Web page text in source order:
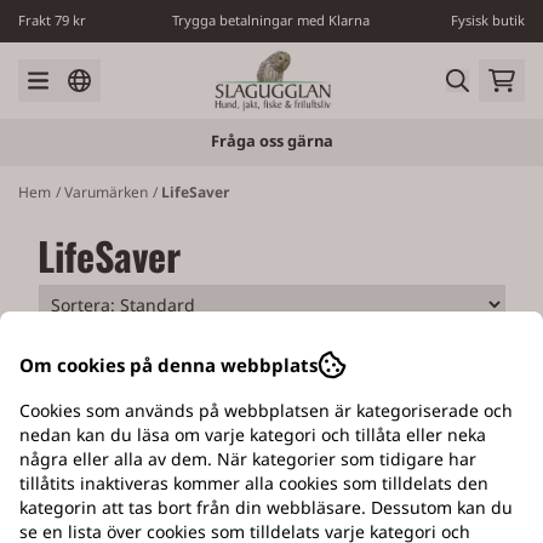
Hoppa till innehåll
Frakt 79 kr Trygga betalningar med Klarna Fysisk butik
Fråga oss gärna
Hem /Varumärken / LifeSaver
LifeSaver
EGEN VERKSTAD
Med tillverkning av Slagugglans hundluckor
Om cookies på denna webbplats
Cookies som används på webbplatsen är kategoriserade och
nedan kan du läsa om varje kategori och tillåta eller neka
några eller alla av dem. När kategorier som tidigare har
tillåtits inaktiveras kommer alla cookies som tilldelats den
kategorin att tas bort från din webbläsare. Dessutom kan du
se en lista över cookies som tilldelats varje kategori och